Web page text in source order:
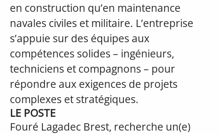
en construction qu’en maintenance
navales civiles et militaire. L’entreprise
s’appuie sur des équipes aux
compétences solides – ingénieurs,
techniciens et compagnons – pour
répondre aux exigences de projets
complexes et stratégiques.
LE POSTE
Fouré Lagadec Brest, recherche un(e)